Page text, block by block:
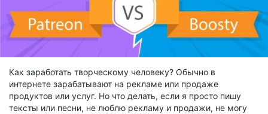
Как заработать творческому человеку? Обычно в
интернете зарабатывают на рекламе или продаже
продуктов или услуг. Но что делать, если я просто пишу
тексты или песни, не люблю рекламу и продажи, не могу